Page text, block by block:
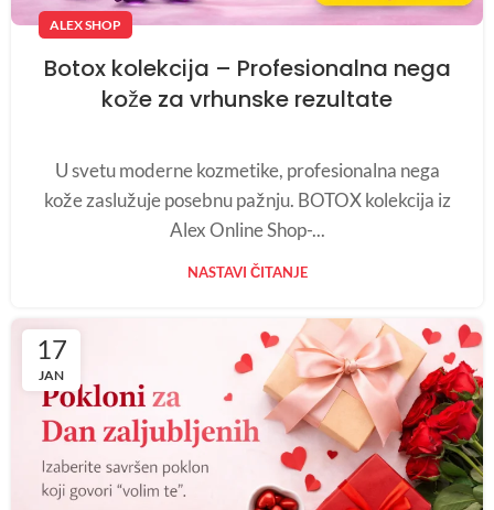
ALEX SHOP
Botox kolekcija – Profesionalna nega
kože za vrhunske rezultate
U svetu moderne kozmetike, profesionalna nega
kože zaslužuje posebnu pažnju. BOTOX kolekcija iz
Alex Online Shop-...
NASTAVI ČITANJE
17
JAN